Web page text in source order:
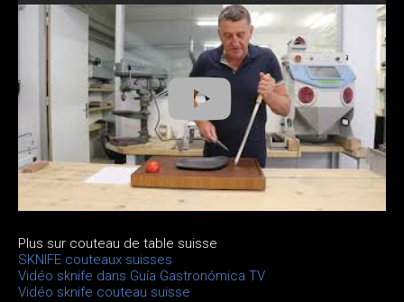
Plus sur couteau de table suisse
SKNIFE couteaux suisses
Vidéo sknife dans Guía Gastronómica TV
Vidéo sknife couteau suisse